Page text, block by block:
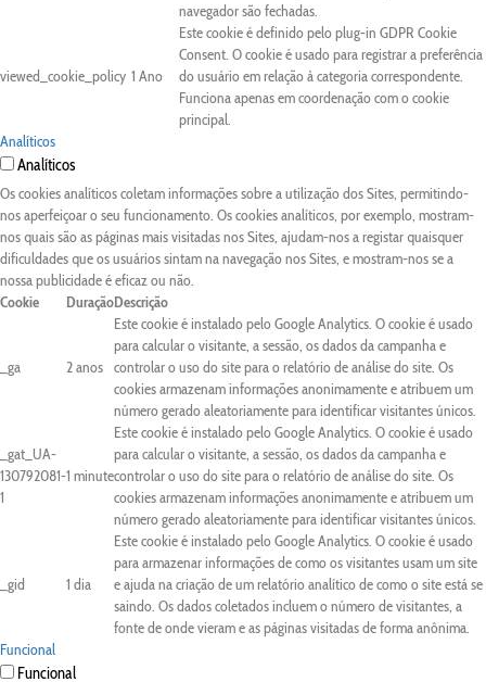
navegador são fechadas.
viewed_cookie_policy 1 Ano
Este cookie é definido pelo plug-in GDPR Cookie
Consent. O cookie é usado para registrar a preferência
do usuário em relação à categoria correspondente.
Funciona apenas em coordenação com o cookie
principal.
Analíticos
Analíticos
Os cookies analíticos coletam informações sobre a utilização dos Sites, permitindo-
nos aperfeiçoar o seu funcionamento. Os cookies analíticos, por exemplo, mostram-
nos quais são as páginas mais visitadas nos Sites, ajudam-nos a registar quaisquer
dificuldades que os usuários sintam na navegação nos Sites, e mostram-nos se a
nossa publicidade é eficaz ou não.
Cookie
DuraçãoDescrição
_ga 2 anos
Este cookie é instalado pelo Google Analytics. O cookie é usado
para calcular o visitante, a sessão, os dados da campanha e
controlar o uso do site para o relatório de análise do site. Os
cookies armazenam informações anonimamente e atribuem um
número gerado aleatoriamente para identificar visitantes únicos.
_gat_UA-
130792081-
1
1 minute
Este cookie é instalado pelo Google Analytics. O cookie é usado
para calcular o visitante, a sessão, os dados da campanha e
controlar o uso do site para o relatório de análise do site. Os
cookies armazenam informações anonimamente e atribuem um
número gerado aleatoriamente para identificar visitantes únicos.
_gid 1 dia
Este cookie é instalado pelo Google Analytics. O cookie é usado
para armazenar informações de como os visitantes usam um site
e ajuda na criação de um relatório analítico de como o site está se
saindo. Os dados coletados incluem o número de visitantes, a
fonte de onde vieram e as páginas visitadas de forma anônima.
Funcional
Funcional